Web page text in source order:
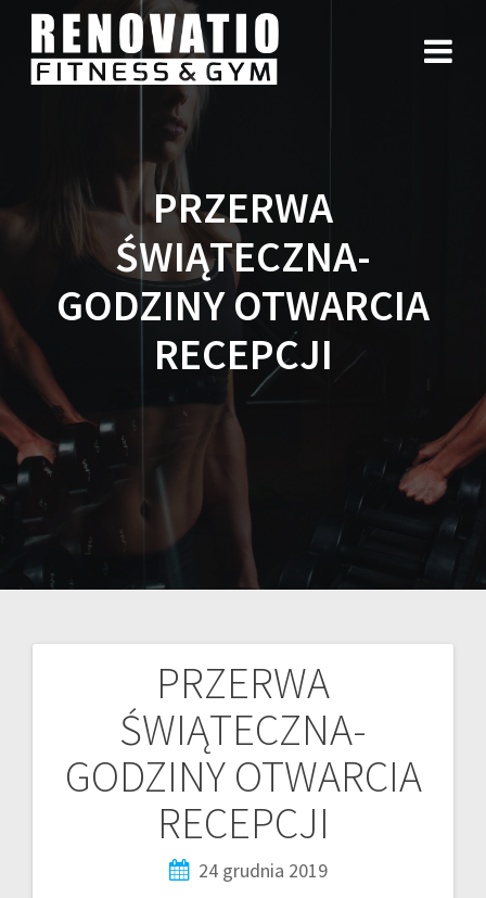
PRZERWA
ŚWIĄTECZNA-
GODZINY OTWARCIA
RECEPCJI
PRZERWA
ŚWIĄTECZNA-
GODZINY OTWARCIA
RECEPCJI
24 grudnia 2019